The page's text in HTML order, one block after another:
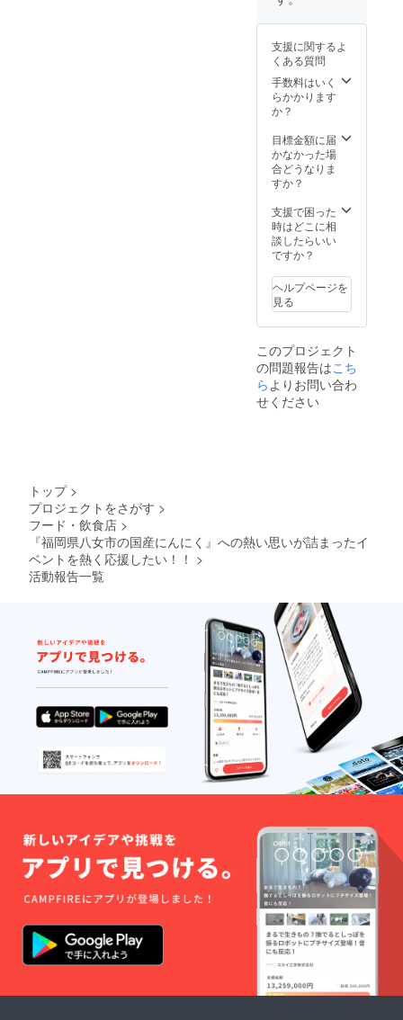
ます。
★募集
期間終
了直
後、主
催者か
メール
が届き
ます♪
す。以
URLか
らLINE
＠に登
録し
て、
フェス
予約希
望」と
メッ
をお送
りくだ
さい。
担当ス
が返信
いたし
ます。
イン＠
にて簡
単予
約）
クラウ
ドファ
ング終
了後
は、
フェス
＠に登
録して
頂き、
席の予
をお勧
めして
いま
す。以
URLか
らLINE
＠に登
録し
て、
さい。
担当ス
ます。
★募集
期間終
了直
後、主
催者か
らのご
案内
メール
が届き
ます♪
イング
プレゼ
ント ★
余った
チケッ
トは、
業『ワ
インビ
スト
ロ・レ
(福岡市
内飲食
店)』で
使用可
前予約
優先案
内（ラ
イン＠
にて簡
単予
約）
クラウ
ドファ
頂き、
席の予
いま
す。以
下の
URLか
らLINE
＠に登
録し
て、
「食
フェス
予約希
望」と
メッ
セージ
りくだ
さい。
担当ス
タッフ
が返信
いたし
ます。
★募集
期間終
後、主
催者か
らのご
０名様
額２０
０，０
００円
分）』
を会場
渡しし
ます。
（パト
ロン様
る内容
確認の
上お渡
しとな
す） ★
オリジ
ナルワ
イング
プレゼ
ント ★
余った
チケッ
トは、
店)』で
使用可
内（ラ
イン＠
メール
にて簡
単予
約）
クラウ
ドファ
ンディ
ング終
了後
は、
フェス
のLINE
録して
頂き、
席の予
約確保
をお勧
めして
いま
す。以
下の
らLINE
＠に登
録し
支援に関するよ
くある質問
手数料はいく
らかかります
か？
目標金額に届
かなかった場
合どうなりま
すか？
支援で困った
時はどこに相
談したらいい
ですか？
ヘルプページを
見る
このプロジェクト
の問題報告はこち
らよりお問い合わ
せください
トップ >
プロジェクトをさがす >
フード・飲食店 >
『福岡県八女市の国産にんにく』への熱い思いが詰まったイ
ベントを熱く応援したい！！ >
活動報告一覧